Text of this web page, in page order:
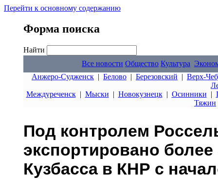
Перейти к основному содержанию
Форма поиска
Найти
Все новости Общество Культура
Анжеро-Судженск | Белово | Березовский | Верх-
Междуреченск| Мыски | Новокузнецк| Осинники |
Тяжин
Под контролем
экспортировано
Кузбасса в КНР с